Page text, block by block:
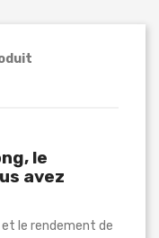
le
avez
le rendement de